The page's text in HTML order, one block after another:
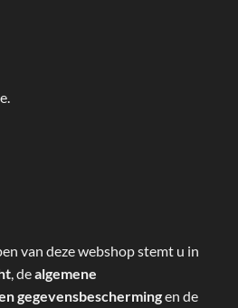
van deze webshop stemt u in
, dealgemene
gegevensbeschermingen de